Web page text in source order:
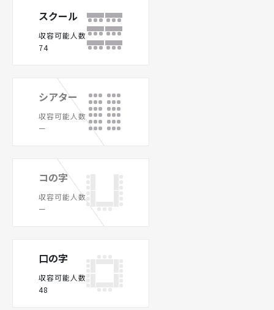
スクール
収容可能人数
74
シアター
収容可能人数
ー
コの字
収容可能人数
ー
口の字
収容可能人数
48